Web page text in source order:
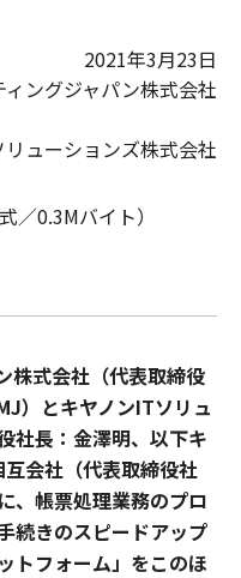
2021年3月23日
ングジャパン株式会社
ューションズ株式会社
／0.3Mバイト）
株式会社（代表取締役
）とキヤノンITソリュ
社長：金澤明、以下キ
会社（代表取締役社
帳票処理業務のプロ
続きのスピードアップ
トフォーム」をこのほ